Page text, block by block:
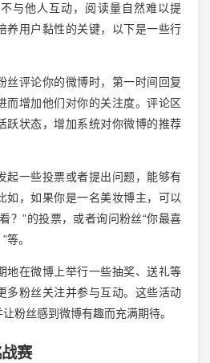
与他人互动，阅读量自然难以提
养用户黏性的关键，以下是一些行
丝评论你的微博时，第一时间回复
而增加他们对你的关注度。评论区
跃状态，增加系统对你微博的推荐
起一些投票或者提出问题，能够有
如，如果你是一名美妆博主，可以
？”的投票，或者询问粉丝“你最喜
。
地在微博上举行一些抽奖、送礼等
多粉丝关注并参与互动。这些活动
粉丝感到微博有趣而充满期待。
赛